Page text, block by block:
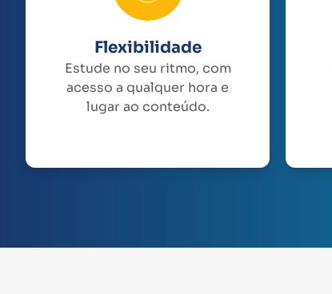
Flexibilidade
Estude no seu ritmo, com
acesso a qualquer hora e
lugar ao conteúdo.